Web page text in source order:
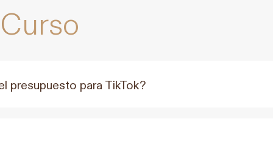
presupuesto para TikTok?